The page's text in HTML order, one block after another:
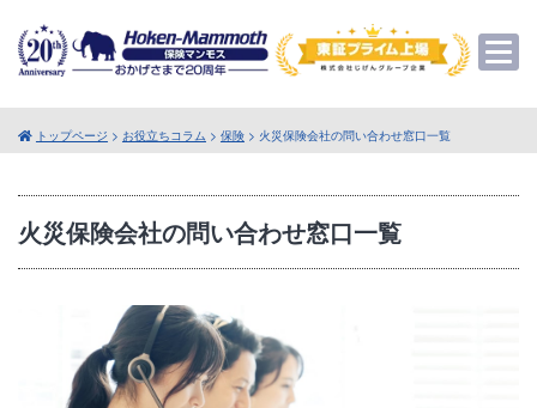
トップページ > お役立ちコラム > 保険 > 火災保険会社の問い合わせ窓口一覧
火災保険会社の問い合わせ窓口一覧